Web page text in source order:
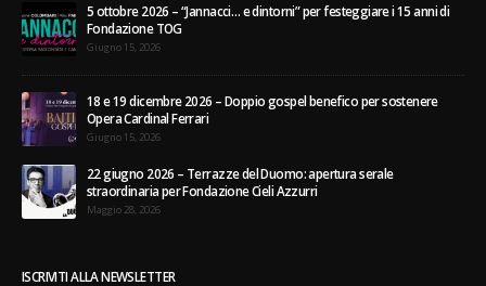
5 ottobre 2026 – “Jannacci… e dintorni” per festeggiare i 15 anni di
Fondazione TOG
Giugno 15, 2026
18 e 19 dicembre 2026 – Doppio gospel benefico per sostenere
Opera Cardinal Ferrari
Giugno 15, 2026
22 giugno 2026 – Terrazze del Duomo: apertura serale
straordinaria per Fondazione Cieli Azzurri
Maggio 28, 2026
ISCRIVITI ALLA NEWSLETTER